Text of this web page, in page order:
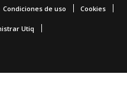
Condiciones de uso Cookies
Utiq